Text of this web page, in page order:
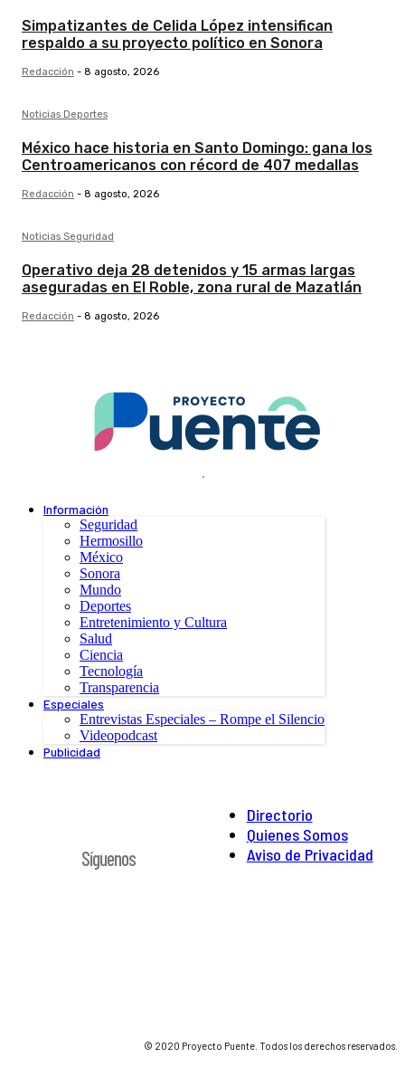
Simpatizantes de Celida López intensifican
respaldo a su proyecto político en Sonora
Redacción - 8 agosto, 2026
Noticias Deportes
México hace historia en Santo Domingo: gana los
Centroamericanos con récord de 407 medallas
Redacción - 8 agosto, 2026
Noticias Seguridad
Operativo deja 28 detenidos y 15 armas largas
aseguradas en El Roble, zona rural de Mazatlán
Redacción - 8 agosto, 2026
.
Información
Seguridad
Hermosillo
México
Sonora
Mundo
Deportes
Entretenimiento y Cultura
Salud
Ciencia
Tecnología
Transparencia
Especiales
Entrevistas Especiales – Rompe el Silencio
Videopodcast
Publicidad
Directorio
Quienes Somos
Aviso de Privacidad
Síguenos
© 2020 Proyecto Puente. Todos los derechos reservados.